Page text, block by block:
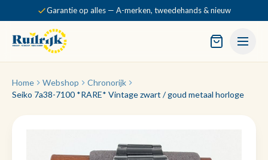
Garantie op alles — A-merken, tweedehands & nieuw
Home Webshop
Chronorijk
Seiko 7a38-7100 *RARE* Vintage zwart / goud metaal horloge